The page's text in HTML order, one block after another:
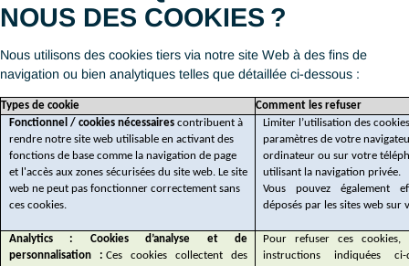
DPO
1213 Petit-Lancy
Std: +41022 560 72 72
DPO@antaes.ch
Singapore 018989
F: +65 6990 9585
DPO@antaesasia.com
Notre DPO basé à Singapour assure également les
DPO pour notre bureau de Hong Kong SAR.